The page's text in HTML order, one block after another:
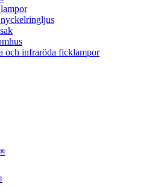
och infraröda ficklampor
®